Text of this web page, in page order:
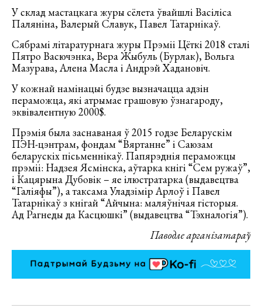
У склад мастацкага журы сёлета ўвайшлі Васіліса
Паляніна, Валерый Славук, Павел Татарнікаў.
Сябрамі літаратурнага журы Прэміі Цёткі 2018 сталі
Пятро Васючэнка, Вера Жыбуль (Бурлак), Вольга
Мазурава, Алена Масла і Андрэй Хадановіч.
У кожнай намінацыі будзе вызначацца адзін
пераможца, які атрымае грашовую ўзнагароду,
эквівалентную 2000$.
Прэмія была заснаваная ў 2015 годзе Беларускім
ПЭН-цэнтрам, фондам “Вяртанне” і Саюзам
беларускіх пісьменнікаў. Папярэднія пераможцы
прэміі: Надзея Ясмінска, аўтарка кнігі “Сем ружаў”,
і Кацярына Дубовік – яе ілюстратарка (выдавецтва
“Галіяфы”), а таксама Уладзімір Арлоў і Павел
Татарнікаў з кнігай “Айчына: маляўнічая гісторыя.
Ад Рагнеды да Касцюшкі” (выдавецтва “Тэхналогія”).
Паводле арганізатараў